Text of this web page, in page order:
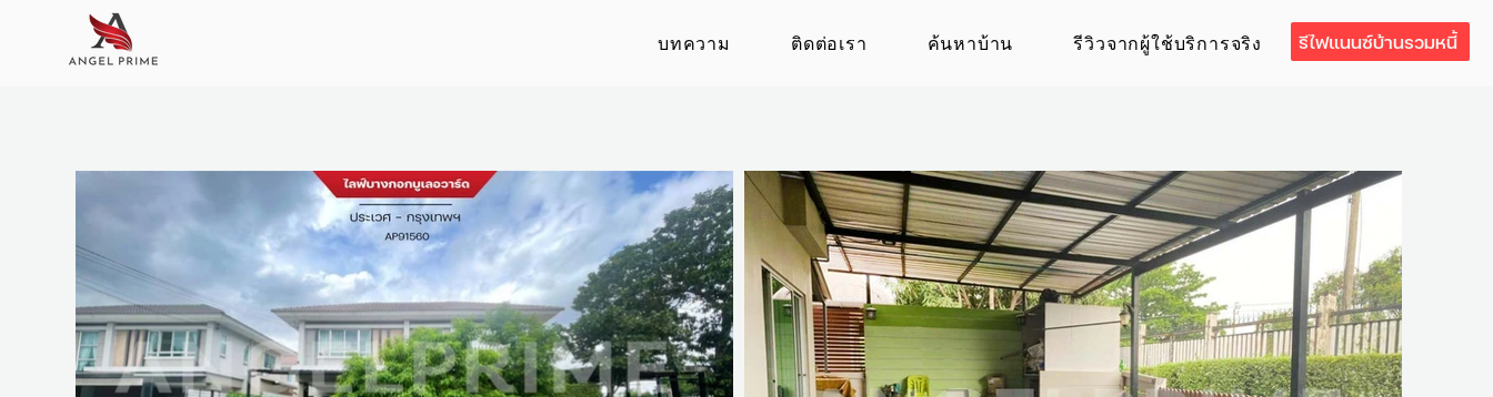
บทความ ติดต่อเรา ค้นหาบ้าน รีวิวจากผู้ใช้บริการจริง รีไฟแนนซ์บ้านรวมหนี้